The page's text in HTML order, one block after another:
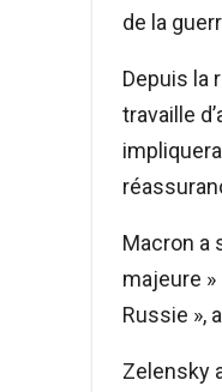
de la
Depuis la
travaille
Macron a
majeure »
Russie »,
Zelensky